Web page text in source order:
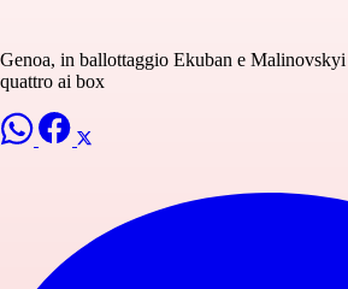
Genoa, in ballottaggio Ekuban e
quattro ai box